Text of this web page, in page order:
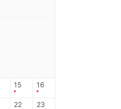
15 16
22 23